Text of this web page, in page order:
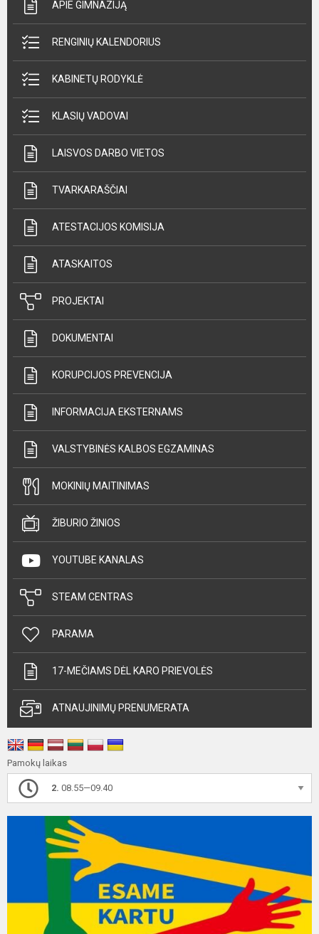
APIE GIMNAZIJĄ
RENGINIŲ KALENDORIUS
KABINETŲ RODYKLĖ
KLASIŲ VADOVAI
LAISVOS DARBO VIETOS
TVARKARAŠČIAI
ATESTACIJOS KOMISIJA
ATASKAITOS
PROJEKTAI
DOKUMENTAI
KORUPCIJOS PREVENCIJA
INFORMACIJA EKSTERNAMS
VALSTYBINĖS KALBOS EGZAMINAS
MOKINIŲ MAITINIMAS
ŽIBURIO ŽINIOS
YOUTUBE KANALAS
STEAM CENTRAS
PARAMA
17-MEČIAMS DĖL KARO PRIEVOLĖS
ATNAUJINIMŲ PRENUMERATA
Pamokų laikas
2. 08.55—09.40